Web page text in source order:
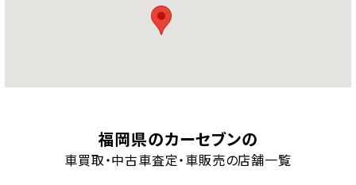
福岡県のカーセブンの
車買取・中古車査定・車販売の店舗一覧